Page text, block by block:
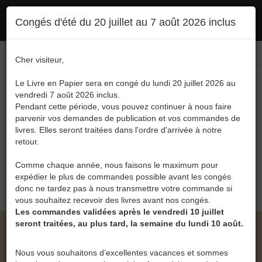
l'utilisation :politique en matière de confidentialité Accepter
Congés d'été du 20 juillet au 7 août 2026 inclus
Cher visiteur,
Le Livre en Papier sera en congé du lundi 20 juillet 2026 au
vendredi 7 août 2026 inclus.
Pendant cette période, vous pouvez continuer à nous faire
parvenir vos demandes de publication et vos commandes de
livres. Elles seront traitées dans l'ordre d'arrivée à notre
retour.
Comme chaque année, nous faisons le maximum pour
expédier le plus de commandes possible avant les congés
donc ne tardez pas à nous transmettre votre commande si
vous souhaitez recevoir des livres avant nos congés.
Les commandes validées après le vendredi 10 juillet
seront traitées, au plus tard, la semaine du lundi 10 août.
Nous vous souhaitons d’excellentes vacances et sommes
Menu
0
LE LIVRE EN PAPIER • QUESTIONS
FRÉQUEMMENT POSÉES